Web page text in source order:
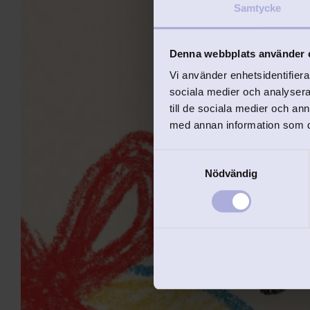
Samtycke
Denna webbplats använder
Vi använder
sociala medier och
till de sociala medier och
med annan information som
S
e
s
Nödvändig